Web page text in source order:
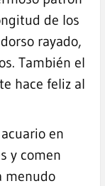
de los
rayado,
También el
hace feliz al
en
y comen
menudo